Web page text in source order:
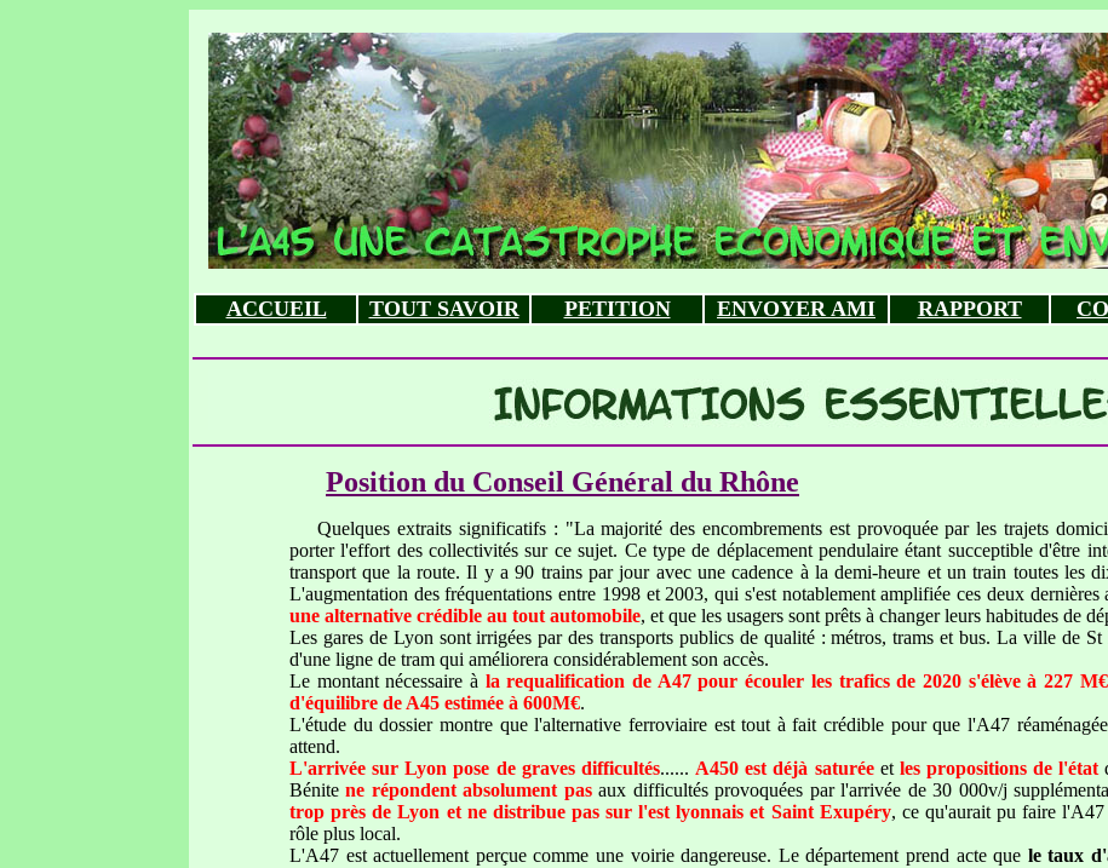
ACCUEIL TOUT SAVOIR PETITION ENVOYER AMI RAPPORT
Position du Conseil Général du Rhône
Quelques extraits significatifs : "La majorité des encombrements est provoquée par les trajets
porter l'effort des collectivités sur ce sujet. Ce type de déplacement pendulaire étant succeptible d'être
transport que la route. Il y a 90 trains par jour avec une cadence à la demi-heure et un train toutes les
L'augmentation des fréquentations entre 1998 et 2003, qui s'est notablement amplifiée ces deux dernières
une alternative crédible au tout automobile, et que les usagers sont prêts à changer leurs habitudes de
Les gares de Lyon sont irrigées par des transports publics de qualité : métros, trams et bus. La ville de
d'une ligne de tram qui améliorera considérablement son accès.
Le montant nécessaire à la requalification de A47 pour écouler les trafics de 2020 s'élève à 227 M€
d'équilibre de A45 estimée à 600M€.
L'étude du dossier montre que l'alternative ferroviaire est tout à fait crédible pour que l'A47
attend.
L'arrivée sur Lyon pose de graves difficultés...... A450 est déjà saturéeet les propositions de l'état
Bénitene répondent absolument pasaux difficultés provoquées par l'arrivée de 30 000v/j
trop près de Lyon et ne distribue pas sur l'est lyonnais et Saint Exupéry, ce qu'aurait pu faire
rôle plus local.
L'A47 est actuellement perçue comme une voirie dangereuse. Le département prend acte que le taux